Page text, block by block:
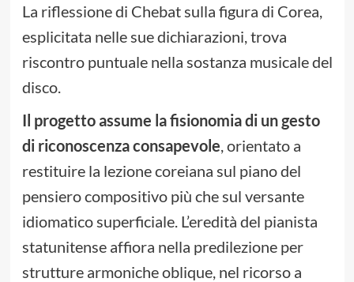
La riflessione di Chebat sulla figura di Corea,
esplicitata nelle sue dichiarazioni, trova
riscontro puntuale nella sostanza musicale del
disco.
Il progetto assume la fisionomia di un gesto
di riconoscenzaconsapevole , orientato a
restituire la lezione coreiana sul piano del
pensiero compositivo più che sul versante
idiomatico superficiale. L’eredità del pianista
statunitense affiora nella predilezione per
strutture armoniche oblique, nel ricorso a